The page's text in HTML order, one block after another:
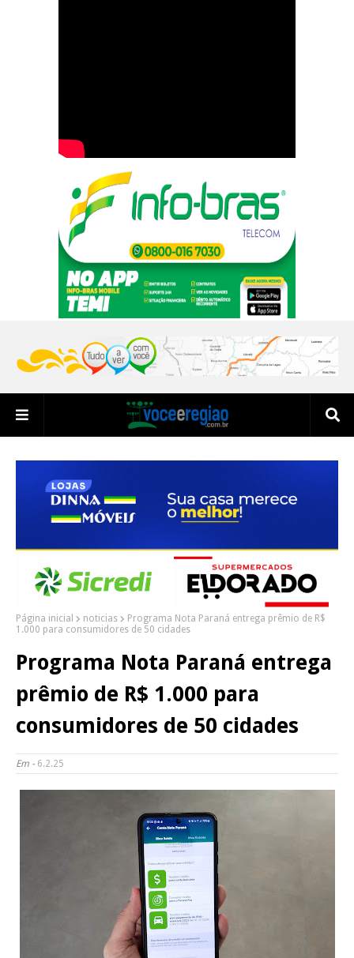
Página inicial noticias
Programa Nota Paraná entrega prêmio de R$
1.000 para consumidores de 50 cidades
Programa Nota Paraná entrega
prêmio de R$ 1.000 para
consumidores de 50 cidades
Em - 6.2.25